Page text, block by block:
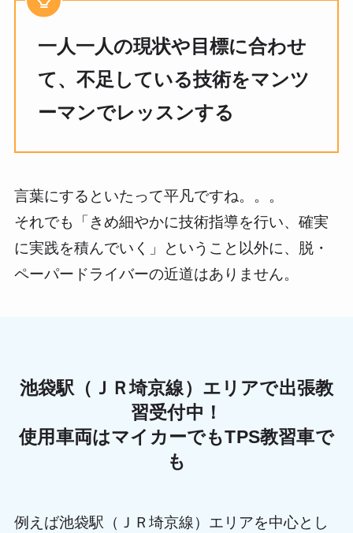
一人一人の現状や目標に合わせ
て、不足している技術をマンツ
ーマンでレッスンする
言葉にするといたって平凡ですね。。。
それでも「きめ細やかに技術指導を行い、確実
に実践を積んでいく」ということ以外に、脱・
ペーパードライバーの近道はありません。
池袋駅（ＪＲ埼京線）エリアで出張教
習受付中！
使用車両はマイカーでもTPS教習車で
も
例えば池袋駅（ＪＲ埼京線）エリアを中心とし